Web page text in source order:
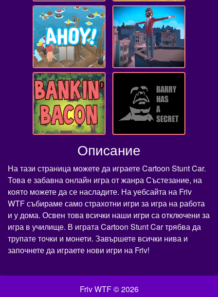
Описание
На тази страница можете да играете Cartoon Stunt Car.
Това е забавна онлайн игра от жанра Състезание, на
която можете да се насладите. На уебсайта на Friv
WTF събираме само страхотни игри за игра на работа
и у дома. Освен това всички наши игри са отключени за
игра в училище. В играта Cartoon Stunt Car трябва да
трупате точки и монети. Завършете всички нива и
започнете да играете нови игри на Friv!
Friv WTF © 2026